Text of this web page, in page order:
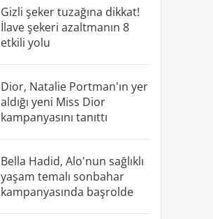
Gizli şeker tuzağına dikkat!
İlave şekeri azaltmanın 8
etkili yolu
Dior, Natalie Portman'ın yer
aldığı yeni Miss Dior
kampanyasını tanıttı
Bella Hadid, Alo'nun sağlıklı
yaşam temalı sonbahar
kampanyasında başrolde